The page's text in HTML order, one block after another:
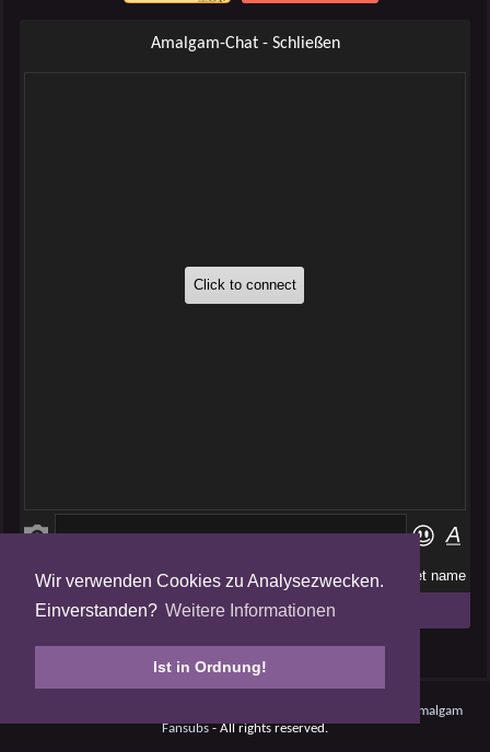
Wir verwenden Cookies zu Analysezwecken.
Einverstanden? Weitere Informationen
Ist in Ordnung!
Amalgam-Chat - Schließen
Folge uns auf
Tweets by AmalgamFansubs
Amalgam
Fansubs- All rights reserved.